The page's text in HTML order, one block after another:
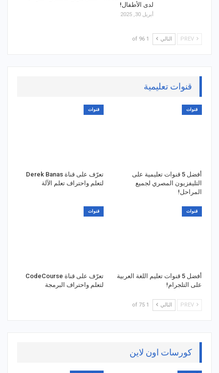
لدى الأطفال!
أبريل 30, 2025
التالي 1 of 96
قنوات تعليمية
قنوات
أفضل 5 قنوات تعليمية على
التليفزيون المصري لجميع
المراحل!
قنوات
تعرّف على قناة Derek Banas
لتعلم واحتراف تعلم الآلة
قنوات
أفضل 5 قنوات تعليم اللغة العربية
على التلجرام!
قنوات
تعرّف على قناة CodeCourse
لتعلم واحتراف البرمجة
التالي 1 of 75
كورسات اون لاين